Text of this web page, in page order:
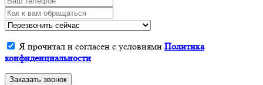
Я прочитал и согласен с условиями Политика
конфиденциальности
Заказать звонок